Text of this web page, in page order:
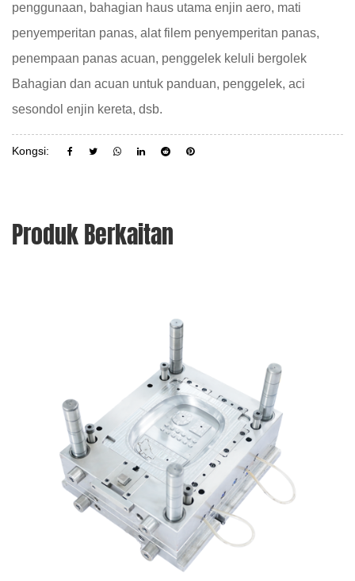
penggunaan, bahagian haus utama enjin aero, mati
penyemperitan panas, alat filem penyemperitan panas,
penempaan panas acuan, penggelek keluli bergolek
Bahagian dan acuan untuk panduan, penggelek, aci
sesondol enjin kereta, dsb.
Kongsi:
Produk Berkaitan